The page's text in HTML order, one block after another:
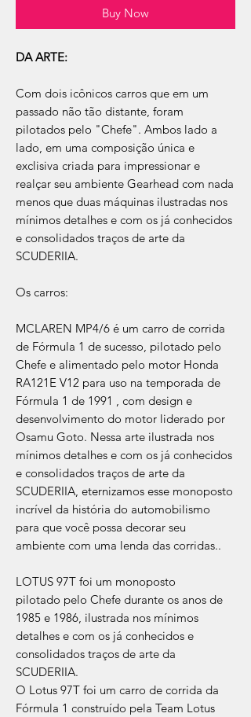
Buy Now
DA ARTE:
Com dois icônicos carros que em um
passado não tão distante, foram
pilotados pelo "Chefe". Ambos lado a
lado, em uma composição única e
exclisiva criada para impressionar e
realçar seu ambiente Gearhead com nada
menos que duas máquinas ilustradas nos
mínimos detalhes e com os já conhecidos
e consolidados traços de arte da
SCUDERIIA.
Os carros:
MCLAREN MP4/6 é um carro de corrida
de Fórmula 1 de sucesso, pilotado pelo
Chefe e alimentado pelo motor Honda
RA121E V12 para uso na temporada de
Fórmula 1 de 1991 , com design e
desenvolvimento do motor liderado por
Osamu Goto. Nessa arte ilustrada nos
mínimos detalhes e com os já conhecidos
e consolidados traços de arte da
SCUDERIIA, eternizamos esse monoposto
incrível da história do automobilismo
para que você possa decorar seu
ambiente com uma lenda das corridas..
LOTUS 97T foi um monoposto
pilotado pelo Chefe durante os anos de
1985 e 1986, ilustrada nos mínimos
detalhes e com os já conhecidos e
consolidados traços de arte da
SCUDERIIA.
O Lotus 97T foi um carro de corrida da
Fórmula 1 construído pela Team Lotus